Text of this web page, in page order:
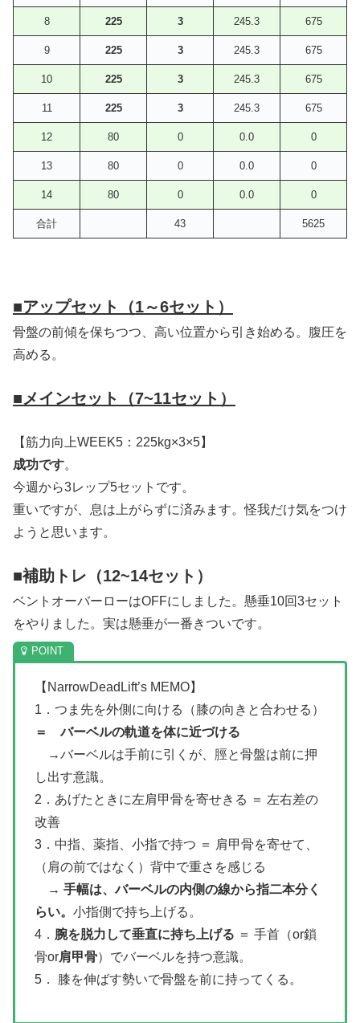
8 225 3 245.3 675
9 225 3 245.3 675
10 225 3 245.3 675
11 225 3 245.3 675
12 80 0 0.0 0
13 80 0 0.0 0
14 80 0 0.0 0
合計 43 5625
■アップセット（1～6セット）
骨盤の前傾を保ちつつ、高い位置から引き始める。腹圧を
高める。
■メインセット（7~11セット）
【筋力向上WEEK5：225kg×3×5】
成功です。
今週から3レップ5セットです。
重いですが、息は上がらずに済みます。怪我だけ気をつけ
ようと思います。
■補助トレ（12~14セット）
ベントオーバーローはOFFにしました。懸垂10回3セット
をやりました。実は懸垂が一番きついです。
【NarrowDeadLift’s MEMO】
1．つま先を外側に向ける（膝の向きと合わせる）
＝ バーベルの軌道を体に近づける
→バーベルは手前に引くが、脛と骨盤は前に押
し出す意識。
2．あげたときに左肩甲骨を寄せきる ＝ 左右差の
改善
3．中指、薬指、小指で持つ ＝ 肩甲骨を寄せて、
（肩の前ではなく）背中で重さを感じる
→ 手幅は、バーベルの内側の線から指二本分く
らい。 小指側で持ち上げる。
4． 腕を脱力して垂直に持ち上げる ＝ 手首（or鎖
骨or肩甲骨）でバーベルを持つ意識。
5． 膝を伸ばす勢いで骨盤を前に持ってくる。